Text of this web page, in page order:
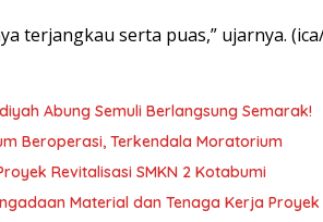
terjangkau serta puas,” ujarnya.
Abung Semuli Berlangsung Semarak!
Beroperasi, Terkendala Moratorium
Revitalisasi SMKN 2 Kotabumi
Material dan Tenaga Kerja Proyek